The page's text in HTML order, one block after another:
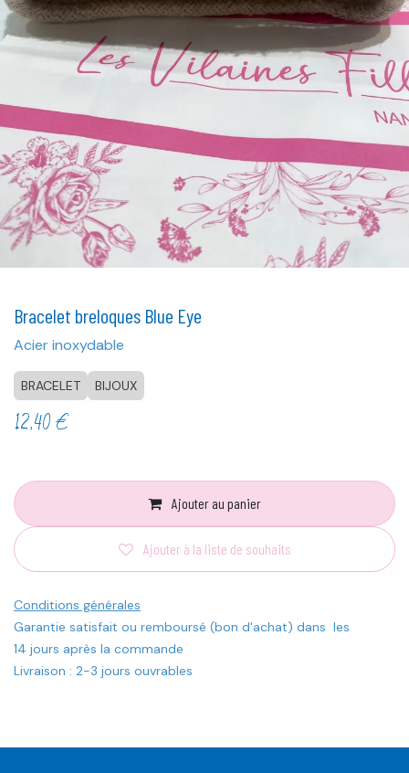
Bracelet breloques Blue Eye
Acier inoxydable
BRACELET BIJOUX
12,40€
Ajouter au panier
Ajouter à la liste de souhaits
Conditions générales
Garantie satisfait ou remboursé (bon d'achat) dans les
14 jours après la commande
Livraison : 2-3 jours ouvrables